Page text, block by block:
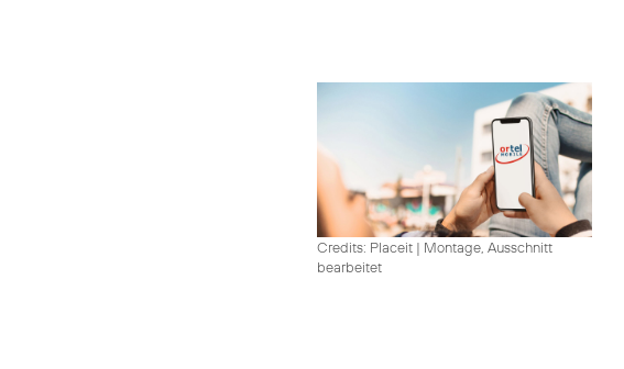
Credits: Placeit | Montage, Ausschnitt
bearbeitet